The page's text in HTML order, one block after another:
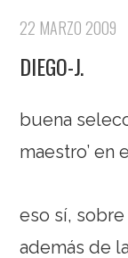
22 MARZO 2009
DIEGO-J.
buena
maestro’ en
eso sí,
además de